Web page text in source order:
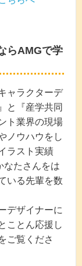
らAMGで学
ャラクターデ
と『産学共同
ト業界の現場
ノウハウをし
ラスト実績
なたさんをは
いる先輩を数
デザイナーに
ことん応援し
ご覧くださ